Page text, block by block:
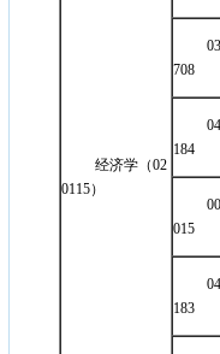
经济学（02
0115）
03
708
04
184
00
015
04
183